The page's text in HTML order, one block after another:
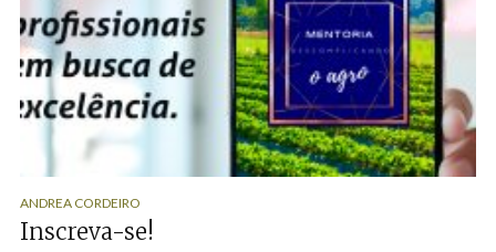
ANDREA CORDEIRO
Inscreva-se!